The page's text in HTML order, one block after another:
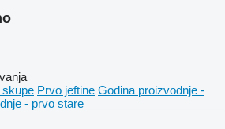
skupe Prvo jeftine Godina proizvodnje -
- prvo stare